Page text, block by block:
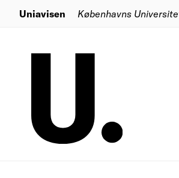
Uniavisen Københavns